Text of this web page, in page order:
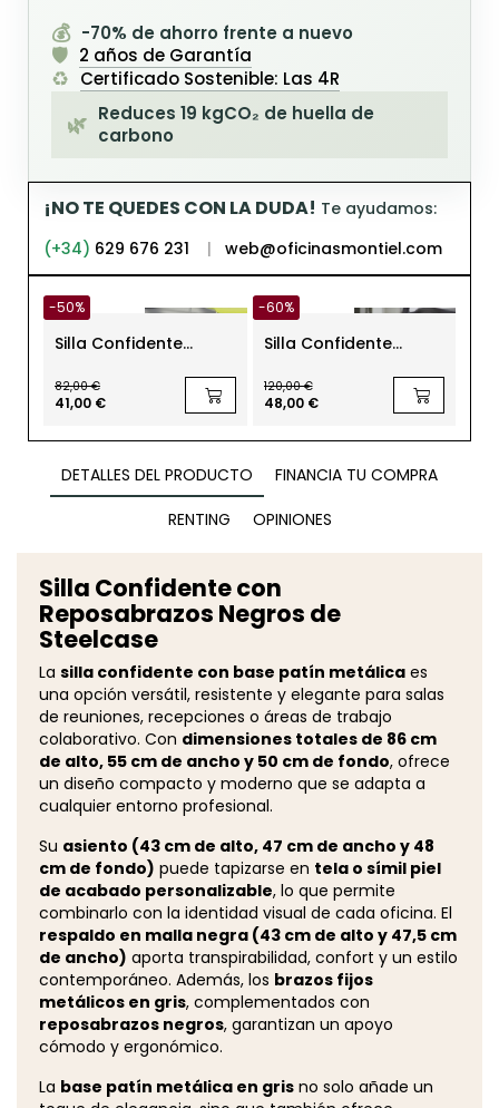
💰 -70% de ahorro frente a nuevo
🛡️ 2 años de Garantía
♻️ Certificado Sostenible: Las 4R
🌿 Reduces 19 kgCO₂ de huella de
carbono
¡NO TE QUEDES CON LA DUDA! Te ayudamos:
(+34) 629 676 231 | web@oficinasmontiel.com
-50%
Silla Confidente
Haworth - EXPRESS
82,00 €
41,00 €
-60%
Silla Confidente
Recepciones Hug de
Scab
120,00 €
48,00 €
DETALLES DEL PRODUCTO
FINANCIA TU COMPRA
RENTING
OPINIONES
Silla Confidente con
Reposabrazos Negros de
Steelcase
La silla confidente con base patín metálica es
una opción versátil, resistente y elegante para salas
de reuniones, recepciones o áreas de trabajo
colaborativo. Con dimensiones totales de 86 cm
de alto, 55 cm de ancho y 50 cm de fondo, ofrece
un diseño compacto y moderno que se adapta a
cualquier entorno profesional.
Su asiento (43 cm de alto, 47 cm de ancho y 48
cm de fondo) puede tapizarse en tela o símil piel
de acabado personalizable, lo que permite
combinarlo con la identidad visual de cada oficina. El
respaldo en malla negra (43 cm de alto y 47,5 cm
de ancho) aporta transpirabilidad, confort y un estilo
contemporáneo. Además, los brazos fijos
metálicos en gris, complementados con
reposabrazos negros, garantizan un apoyo
cómodo y ergonómico.
La base patín metálica en gris no solo añade un